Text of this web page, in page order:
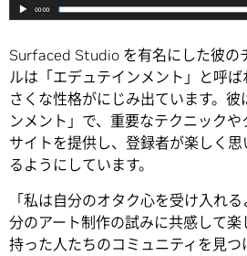
Surfaced Studio を有名にした彼の
ルは「エデュテインメント」と呼
さくな性格がにじみ出ています。
ンメント」で、重要なテクニック
サイトを提供し、登録者が楽しく
るようにしています。
「私は自分のオタク心を受け入れ
分のアート制作の試みに共感して
持った人たちのコミュニティを見